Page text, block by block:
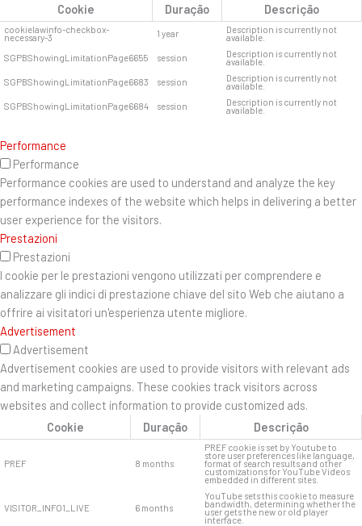
Cookie
Duração Descrição
cookielawinfo-checkbox-
necessary-3 1 year Description is currently not
available.
SGPBShowingLimitationPage6655
session Description is currently not
available.
SGPBShowingLimitationPage6683
session Description is currently not
available.
SGPBShowingLimitationPage6684
session Description is currently not
available.
Performance
Performance
Performance cookies are used to understand and analyze the key
performance indexes of the website which helps in delivering a better
user experience for the visitors.
Prestazioni
Prestazioni
I cookie per le prestazioni vengono utilizzati per comprendere e
analizzare gli indici di prestazione chiave del sito Web che aiutano a
offrire ai visitatori un'esperienza utente migliore.
Advertisement
Advertisement
Advertisement cookies are used to provide visitors with relevant ads
and marketing campaigns. These cookies track visitors across
websites and collect information to provide customized ads.
Cookie
Duração Descrição
PREF 8 months
PREF cookie is set by Youtube to
store user preferences like language,
format of search results and other
customizations for YouTube Videos
embedded in different sites.
VISITOR_INFO1_LIVE 6 months
YouTube sets this cookie to measure
bandwidth, determining whether the
user gets the new or old player
interface.